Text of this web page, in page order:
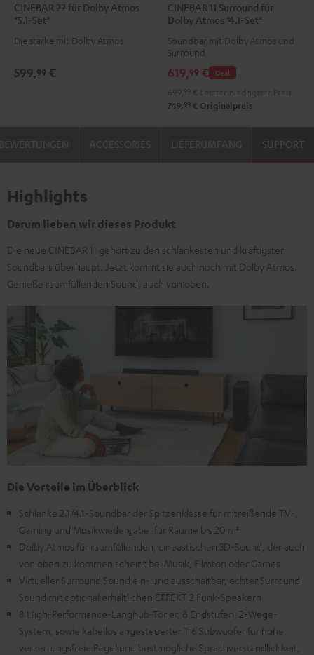
22
für
Dolby
"5.1-
22
für
Dolby
"5.1-
CINEBAR 22 für Dolby Atmos
"5.1-Set"
Die starke mit Dolby Atmos
599,99 €
11
Surround
für
Atmos
Set"
11
Surround
für
Atmos
Set"
CINEBAR 11 Surround für
Dolby Atmos "4.1-Set"
Soundbar mit Dolby Atmos und
Surround
Deal
619,99 €
749, 99 € Originalpreis
SUPPORT
Highlights
Darum lieben wir dieses Produkt
Die neue CINEBAR 11 gehört zu den schlankesten und kräftigsten
Soundbars überhaupt. Jetzt kommt sie auch noch mit Dolby Atmos.
Genieße raumfüllenden Sound, auch von oben.
Die Vorteile im Überblick
Schlanke 2.1/4.1-Soundbar der Spitzenklasse für mitreißende TV-,
Gaming und Musikwiedergabe, für Räume bis 20 m²
Dolby Atmos für raumfüllenden, cineastischen 3D-Sound, der auch
von oben zu kommen scheint bei Musik, Filmton oder Games
Virtueller Surround Sound ein- und ausschaltbar, echter Surround
Sound mit optional erhältlichen EFFEKT 2 Funk-Speakern
8 High-Performance-Langhub-Töner, 8 Endstufen, 2-Wege-
System, sowie kabellos angesteuerter T 6 Subwoofer für hohe,
verzerrungsfreie Pegel und bestmögliche Sprachverständlichkeit,